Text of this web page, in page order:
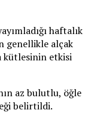
haftalık
genellikle alçak
kütlesinin etkisi
az bulutlu, öğle
belirtildi.